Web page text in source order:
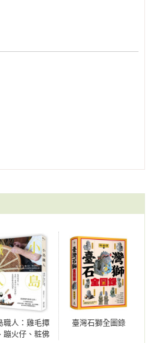
職人：雞毛撢
蹦火仔、粧佛
臺灣石獅全圖錄